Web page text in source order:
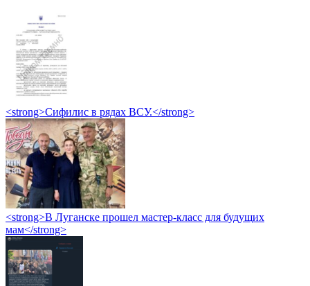
<strong>Сифилис в рядах ВСУ.</strong>
<strong>В Луганске прошел мастер-класс для будущих
мам</strong>